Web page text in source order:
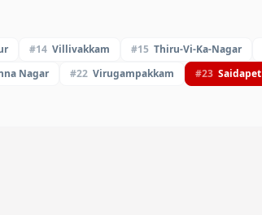
#14 Villivakkam #15 Thiru-Vi-Ka-Nagar
Nagar #22 Virugampakkam #23 Saidapet